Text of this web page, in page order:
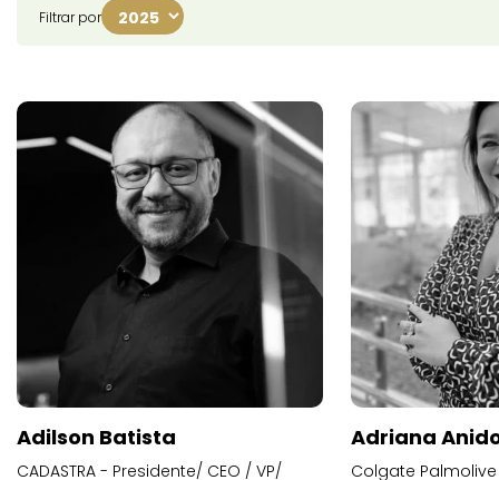
Filtrar por
Adilson Batista
CADASTRA - Presidente/ CEO / VP/
Adriana
Colgate